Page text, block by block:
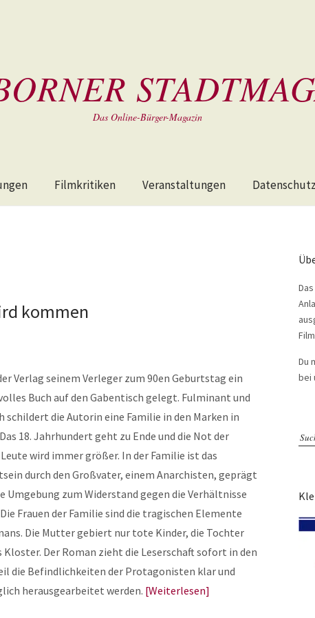
Das Online-Bürger-Magazin
Filmkritiken Veranstaltungen
kommen
Verlag seinem Verleger zum 90en Geburtstag ein
Buch auf den Gabentisch gelegt. Fulminant und
schildert die Autorin eine Familie in den Marken in
18. Jahrhundert geht zu Ende und die Not der
wird immer größer. In der Familie ist das
durch den Großvater, einem Anarchisten, geprägt
Umgebung zum Widerstand gegen die Verhältnisse
Frauen der Familie sind die tragischen Elemente
Die Mutter gebiert nur tote Kinder, die Tochter
Kloster. Der Roman zieht die Leserschaft sofort in den
die Befindlichkeiten der Protagonisten klar und
herausgearbeitet werden. Weiterlesen
Du
bei